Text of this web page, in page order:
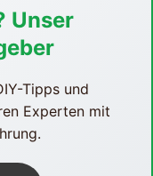
Unser
Tipps und
Experten mit